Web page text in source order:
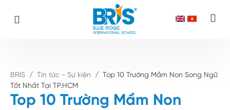
Top 10 Trường Mầm Non Song Ngữ Tốt Nhất Tại TP.HCM
BRIS / Tin tức - Sự kiện / Top 10 Trường Mầm Non Song Ngữ
Tốt Nhất Tại TP.HCM
Top 10 Trường Mầm Non